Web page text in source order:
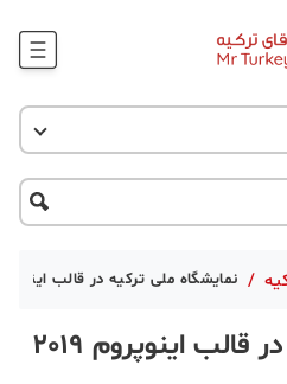
وبلاگ
جاذبه گردشگری
/ نمایشگاه ملی ترکیه در قالب اینوپروم 2019 روسیه
نمایشگاه ملی ترکیه در قالب اینوپروم 2019